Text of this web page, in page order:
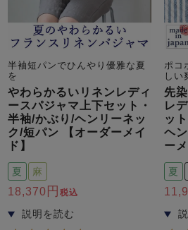
春 夏
売れ筋ランキング
- Item Ranking -
すべてのキッ
パジャマ
ガールズ長袖 ガ
ガールズ前開
き
ガ
ボ
半袖短パンでひんやり優雅な夏
を
やわらかるいリネンレディ
ースパジャマ上下セット・
半袖/かぶり/ヘンリーネッ
ク/短パン 【オーダーメイ
ド】
夏 麻
18,370 税込
ポコ
しい
先
レ
ッ
ヘ
ー
夏